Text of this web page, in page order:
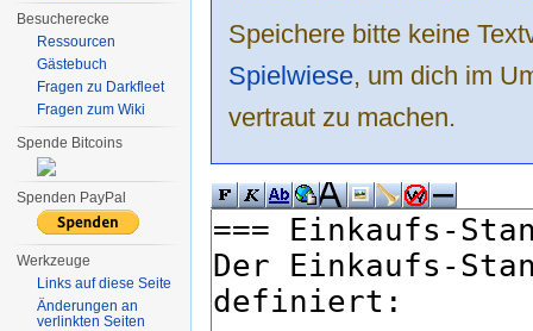
Speichere bitte keine
Spielwiese, um dich im
vertraut zu machen.
Besucherecke
Ressourcen
Gästebuch
Fragen zu Darkfleet
Fragen zum Wiki
Spende Bitcoins
Spenden PayPal
Werkzeuge
Links auf diese Seite
Änderungen an
verlinkten Seiten